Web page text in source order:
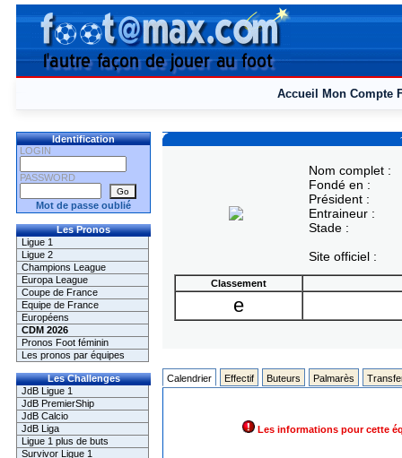
Accueil Mon Compte
Identification
LOGIN
PASSWORD
Mot de passe oublié
Les Pronos
Ligue 1
Ligue 2
Champions League
Europa League
Coupe de France
Equipe de France
Européens
CDM 2026
Pronos Foot féminin
Les pronos par équipes
Les Challenges
JdB Ligue 1
JdB PremierShip
JdB Calcio
JdB Liga
Ligue 1 plus de buts
Survivor Ligue 1
Nom complet :
Fondé en :
Président :
Entraineur :
Stade :
Site officiel :
Classement
e
Calendrier Effectif Buteurs Palmarès
Les informations pour cette